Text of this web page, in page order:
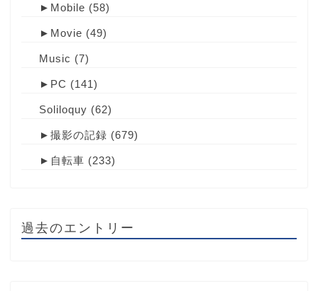
► Mobile (58)
► Movie (49)
Music (7)
► PC (141)
Soliloquy (62)
► 撮影の記録 (679)
► 自転車 (233)
過去のエントリー